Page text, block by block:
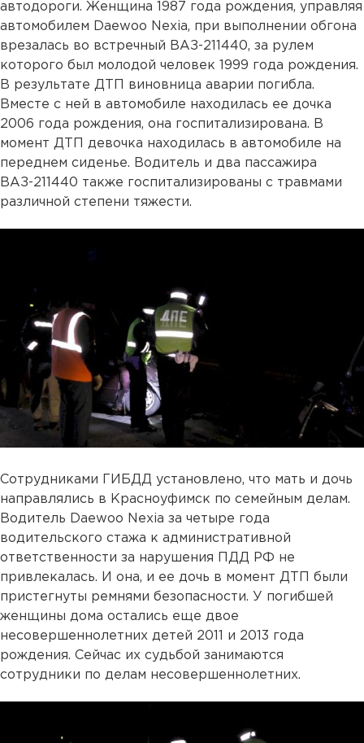
автодороги. Женщина 1987 года рождения, управляя
автомобилем Daewoo Nexia, при выполнении обгона
врезалась во встречный ВАЗ-211440, за рулем
которого был молодой человек 1999 года рождения.
В результате ДТП виновница аварии погибла.
Вместе с ней в автомобиле находилась ее дочка
2006 года рождения, она госпитализирована. В
момент ДТП девочка находилась в автомобиле на
переднем сиденье. Водитель и два пассажира
ВАЗ-211440 также госпитализированы с травмами
различной степени тяжести.
Сотрудниками ГИБДД установлено, что мать и дочь
направлялись в Красноуфимск по семейным делам.
Водитель Daewoo Nexia за четыре года
водительского стажа к административной
ответственности за нарушения ПДД РФ не
привлекалась. И она, и ее дочь в момент ДТП были
пристегнуты ремнями безопасности. У погибшей
женщины дома остались еще двое
несовершеннолетних детей 2011 и 2013 года
рождения. Сейчас их судьбой занимаются
сотрудники по делам несовершеннолетних.